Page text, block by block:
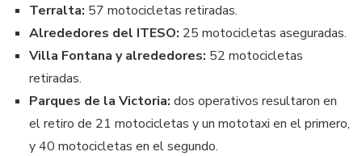
Terralta: 57 motocicletas retiradas.
Alrededores del ITESO: 25 motocicletas aseguradas.
Villa Fontana y alrededores: 52 motocicletas
retiradas.
Parques de la Victoria: dos operativos resultaron en
el retiro de 21 motocicletas y un mototaxi en el primero,
y 40 motocicletas en el segundo.